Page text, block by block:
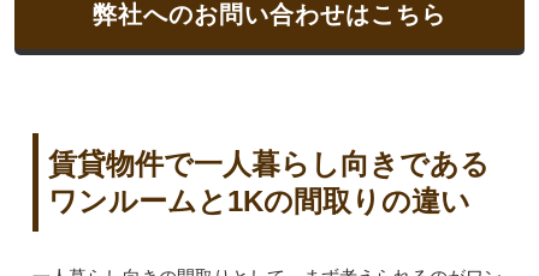
弊社へのお問い合わせはこちら
賃貸物件で一人暮らし向きである
ワンルームと1Kの間取りの違い